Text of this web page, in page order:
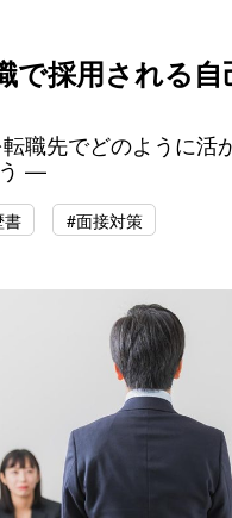
で採用される自
職先でどのように活
—
書 #面接対策